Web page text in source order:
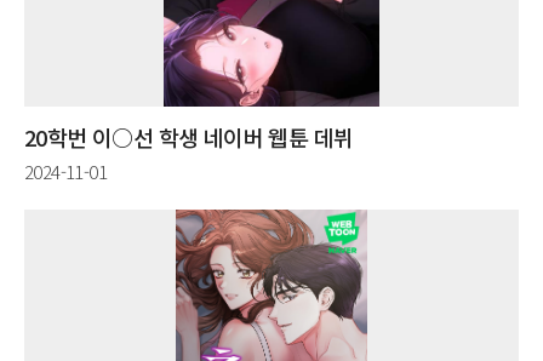
20학번 이○선 학생 네이버 웹툰 데뷔
2024-11-01